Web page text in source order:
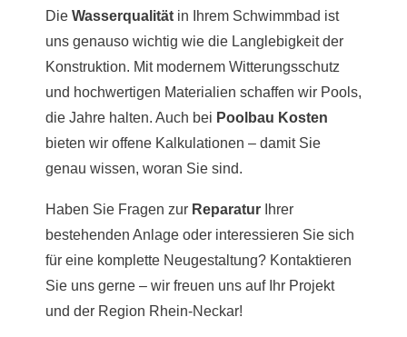
Die Wasserqualität in Ihrem Schwimmbad ist
uns genauso wichtig wie die Langlebigkeit der
Konstruktion. Mit modernem Witterungsschutz
und hochwertigen Materialien schaffen wir Pools,
die Jahre halten. Auch bei Poolbau Kosten
bieten wir offene Kalkulationen – damit Sie
genau wissen, woran Sie sind.
Haben Sie Fragen zur Reparatur Ihrer
bestehenden Anlage oder interessieren Sie sich
für eine komplette Neugestaltung? Kontaktieren
Sie uns gerne – wir freuen uns auf Ihr Projekt
und der Region Rhein-Neckar!